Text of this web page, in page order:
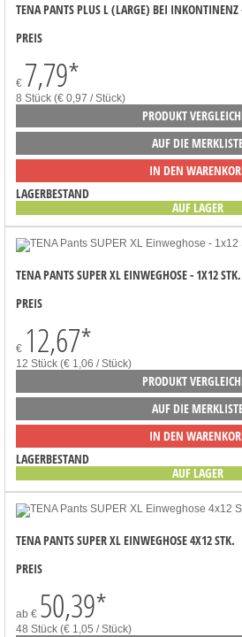
TENA PANTS PLUS L (LARGE) BEI
PREIS
€ 7,79*
8 Stück (€ 0,97 / Stück)
PRODUKT
AUF DIE
IN DEN
LAGERBESTAND
AUF LAGER
TENA PANTS SUPER XL EINWEGHOSE - 1X12 STK.
PREIS
€ 12,67*
12 Stück (€ 1,06 / Stück)
PRODUKT
AUF DIE
IN DEN
LAGERBESTAND
AUF LAGER
TENA PANTS SUPER XL EINWEGHOSE 4X12 STK.
PREIS
ab € 50,39*
48 Stück (€ 1,05 / Stück)